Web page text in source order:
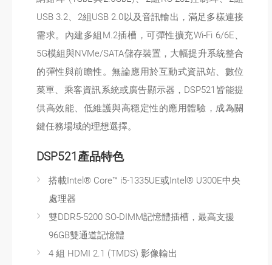
USB 3.2、2組USB 2.0以及音訊輸出，滿足多樣連接
需求。內建多組M.2插槽，可彈性擴充Wi-Fi 6/6E、
5G模組與NVMe/SATA儲存裝置，大幅提升系統整合
的彈性與前瞻性。無論應用於互動式資訊站、數位
菜單、乘客資訊系統或廣告顯示器，DSP521皆能提
供高效能、低維護與高穩定性的應用體驗，成為關
鍵任務場域的理想選擇。
DSP521產品特色
搭載Intel® Core™ i5-1335UE或Intel® U300E中央
處理器
雙DDR5-5200 SO-DIMM記憶體插槽，最高支援
96GB雙通道記憶體
4 組 HDMI 2.1 (TMDS) 影像輸出